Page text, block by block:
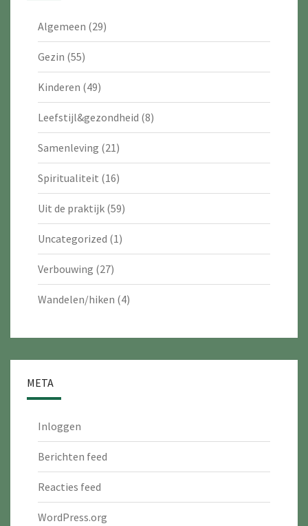
Algemeen (29)
Gezin (55)
Kinderen (49)
Leefstijl&gezondheid (8)
Samenleving (21)
Spiritualiteit (16)
Uit de praktijk (59)
Uncategorized (1)
Verbouwing (27)
Wandelen/hiken (4)
META
Inloggen
Berichten feed
Reacties feed
WordPress.org